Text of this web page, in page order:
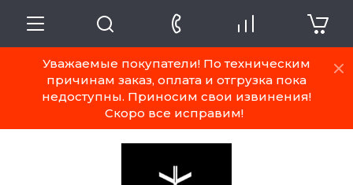
Уважаемые покупатели! По техническим
причинам заказ, оплата и отгрузка пока
недоступны. Приносим свои извинения!
Скоро все исправим!